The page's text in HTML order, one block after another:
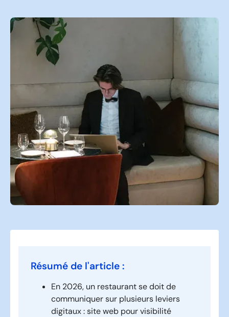
Résumé de l'article :
En 2026, un restaurant se doit de
communiquer sur plusieurs leviers
digitaux : site web pour visibilité